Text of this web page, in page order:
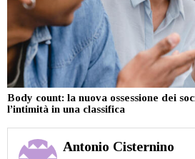
Body count: la nuova ossessione dei
l’intimità in una classifica
Antonio Cisternino